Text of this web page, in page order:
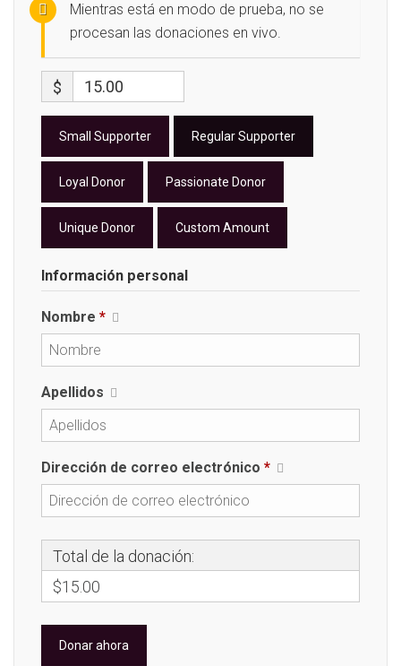
Mientras está en modo de prueba, no se
procesan las donaciones en vivo.
$
Small Supporter Regular Supporter
Loyal Donor Passionate Donor
Unique Donor Custom Amount
Información personal
Nombre *
Apellidos
Dirección de correo electrónico *
Total de la donación:
$15.00